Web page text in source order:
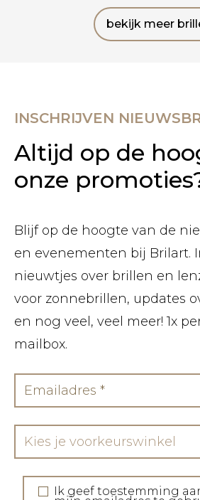
bekijk meer
INSCHRIJVEN
Altijd op de
onze
Blijf op de hoogte van de
en evenementen bij Brilart.
nieuwtjes over brillen en
voor zonnebrillen, updates
en nog veel, veel meer! 1x
mailbox.
Kies je voorkeurswinkel
Ik geef toestemming